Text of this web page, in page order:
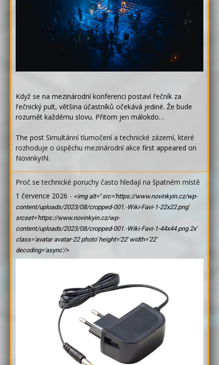
Když se na mezinárodní konferenci postaví řečník za
řečnický pult, většina účastníků očekává jediné. Že bude
rozumět každému slovu. Přitom jen málokdo…
The post Simultánní tlumočení a technické zázemí, které
rozhoduje o úspěchu mezinárodní akce first appeared on
NovinkyIN.
Proč se technické poruchy často hledají na špatném místě
1 července 2026 - <img alt='' src='https://www.novinkyin.cz/wp-
content/uploads/2023/08/cropped-001.-Wiki-Favi-1-22x22.png'
srcset='https://www.novinkyin.cz/wp-
content/uploads/2023/08/cropped-001.-Wiki-Favi-1-44x44.png 2x'
class='avatar avatar-22 photo' height='22' width='22'
decoding='async'/>